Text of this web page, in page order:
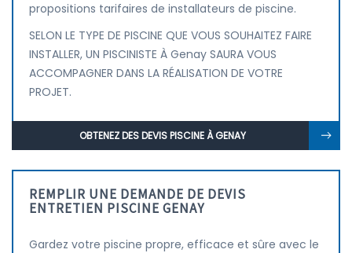
propositions tarifaires de installateurs de piscine.
SELON LE TYPE DE PISCINE QUE VOUS SOUHAITEZ FAIRE
INSTALLER, UN PISCINISTE À Genay SAURA VOUS
ACCOMPAGNER DANS LA RÉALISATION DE VOTRE
PROJET.
OBTENEZ DES DEVIS PISCINE À GENAY
REMPLIR UNE DEMANDE DE DEVIS
ENTRETIEN PISCINE GENAY
Gardez votre piscine propre, efficace et sûre avec le